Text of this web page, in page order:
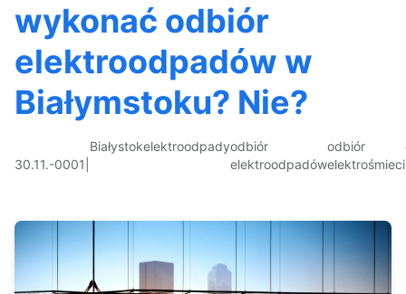
wykonać odbiór
elektroodpadów w
Białymstoku? Nie?
30.11.-0001
Białystokelektroodpadyodbiór
elektroodpadów
odbiór
elektrośmieci